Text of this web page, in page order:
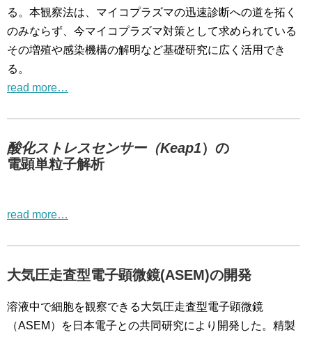
る。本観察法は、マイコプラズマの迅速診断への道を拓く
のみならず、今マイコプラズマ対策として求められている
その増殖や感染機構の解明など基礎研究に広く活用でき
る。
read more…
酸化ストレスセンサー（Keap1）の
電顕単粒子解析
read more…
大気圧走査型電子顕微鏡(ASEM)の開発
溶液中で細胞を観察できる大気圧走査型電子顕微鏡
（ASEM）を日本電子との共同研究により開発した。精製